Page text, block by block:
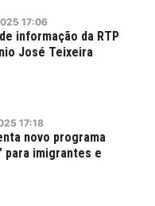
17:06
informação da RTP
José Teixeira
17:18
novo programa
para imigrantes e